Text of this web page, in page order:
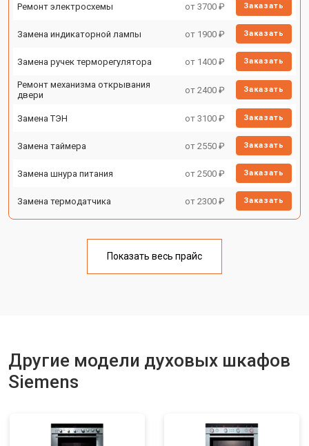
Ремонт электросхемы от 3700 ₽ Заказать
Замена индикаторной лампы от 1900 ₽ Заказать
Замена ручек терморегулятора от 1400 ₽ Заказать
Ремонт механизма открывания
двери
от 2400 ₽ Заказать
Замена ТЭН от 3100 ₽ Заказать
Замена таймера от 2550 ₽ Заказать
Замена шнура питания от 2500 ₽ Заказать
Замена термодатчика от 2300 ₽ Заказать
Показать весь прайс
Другие модели духовых шкафов
Siemens